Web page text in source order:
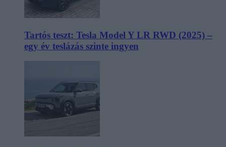
Tartós teszt: Tesla Model Y LR RWD (2025) –
egy év teslázás szinte ingyen